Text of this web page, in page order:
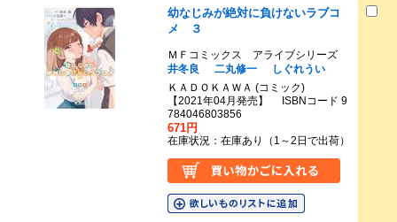
幼なじみが絶対に負けないラブコ
メ ３
ＭＦコミックス アライブシリーズ
井冬良
二丸修一
しぐれうい
ＫＡＤＯＫＡＷＡ (コミック)
【2021年04月発売】 ISBNコード 9
784046803856
671円
在庫状況：在庫あり（1～2日で出荷）